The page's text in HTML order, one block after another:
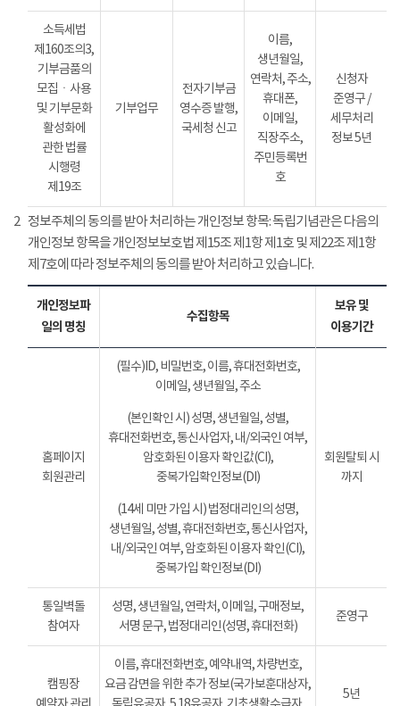
소득세법
제160조의3,
기부금품의
모집ㆍ사용
및 기부문화
활성화에
관한 법률
시행령
제19조
기부업무
전자기부금
영수증 발행,
국세청 신고
이름,
생년월일,
연락처, 주소,
휴대폰,
이메일,
직장주소,
주민등록번
호
신청자
준영구 /
세무처리
정보 5년
2 정보주체의 동의를 받아 처리하는 개인정보 항목: 독립기념관은 다음의
개인정보 항목을 개인정보보호법 제15조 제1항 제1호 및 제22조 제1항
제7호에 따라 정보주체의 동의를 받아 처리하고 있습니다.
개인정보파
일의 명칭
수집항목
보유 및
이용기간
홈페이지
회원관리
(필수)ID, 비밀번호, 이름, 휴대전화번호,
이메일, 생년월일, 주소
(본인확인 시) 성명, 생년월일, 성별,
휴대전화번호, 통신사업자, 내/외국인 여부,
암호화된 이용자 확인값(CI),
중복가입확인정보(DI)
(14세 미만 가입 시) 법정대리인의 성명,
생년월일, 성별, 휴대전화번호, 통신사업자,
내/외국인 여부, 암호화된 이용자 확인(CI),
중복가입 확인정보(DI)
회원탈퇴 시
까지
통일벽돌
참여자
성명, 생년월일, 연락처, 이메일, 구매정보,
서명 문구, 법정대리인(성명, 휴대전화)
준영구
캠핑장
이름, 휴대전화번호, 예약내역, 차량번호,
요금 감면을 위한 추가 정보(국가보훈대상자,
5년